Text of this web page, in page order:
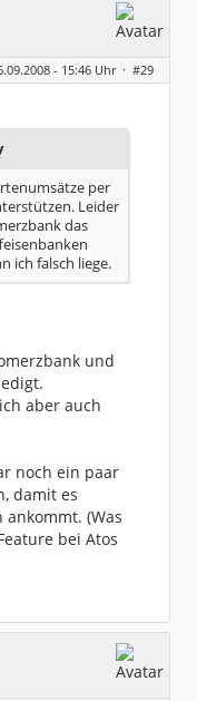
- 15:46 Uhr · #29
per
Leider
das
ich falsch liege.
und
aber auch
noch ein paar
damit es
(Was
bei Atos